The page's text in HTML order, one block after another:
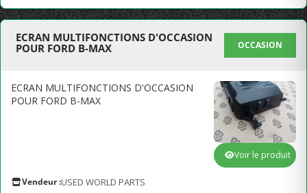
ECRAN MULTIFONCTIONS D'OCCASION
POUR FORD B-MAX
OCCASION
ECRAN MULTIFONCTIONS D'OCCASION
POUR FORD B-MAX
Vendeur :USED WORLD PARTS
Voir le produit